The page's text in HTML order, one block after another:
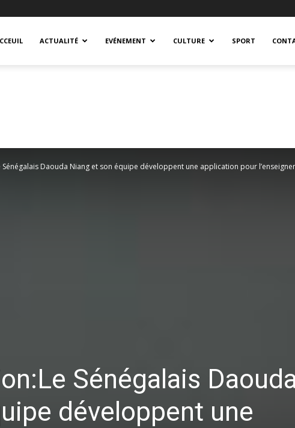
ACTUALITÉ EVÉNEMENT CULTURE SPORT
Daouda Niang et son équipe développent une application pour
Sénégalais
développent une